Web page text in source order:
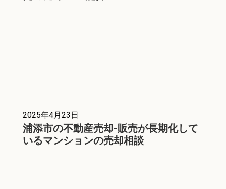
2025年4月23日
浦添市の不動産売却-販売が長期化して
いるマンションの売却相談